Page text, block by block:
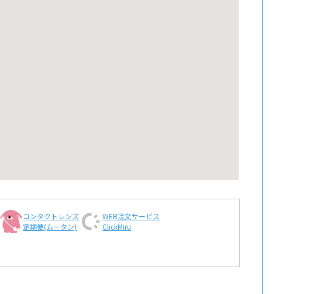
コンタクトレンズ
定期便(ムータン)
WEB注文サービス
ClickMiru